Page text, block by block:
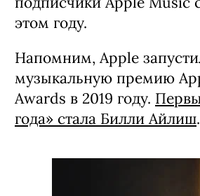
этом году.
Напомним, Apple
музыкальную премию
Awards в 2019 году.
года» стала Билли Айлиш.